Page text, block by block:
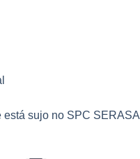
está sujo no SPC SERASA